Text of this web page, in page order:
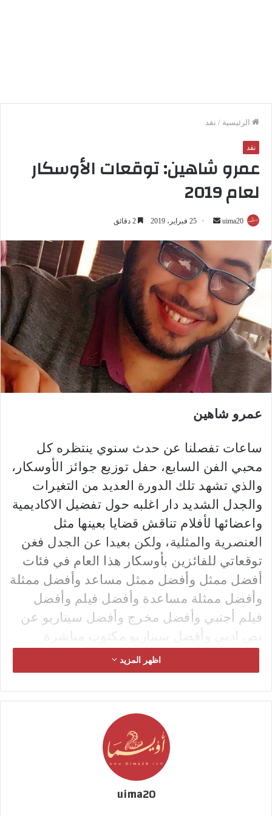
الرئيسية / نقد
نقد
عمرو شاهين: توقعات الأوسكار
لعام 2019
uima20
ل
ب
ر
د
ا
إ
ل
ك
ر
ي
ا
25 فبراير، 2019
عمرو شاهين
ساعات تفصلنا عن حدث سنوي ينتظره كل
محبي الفن السابع، حفل توزيع جوائز الأوسكار،
والذي تشهد تلك الدورة العديد من التغيرات
والجدل الشديد دار اغلبه حول تفضيل الاكاديمية
واعضائها لأفلام تناقش قضايا بعينها مثل
العنصرية والمثلية، ولكن بعيدا عن الجدل فغن
توقعاتي للفائزين بأوسكار هذا العام في فئات
أفضل ممثل وأفضل ممثل مساعد وأفضل ممثلة
وأفضل ممثلة مساعدة وأفضل فيلم وأفضل
فيلم أجنبي وأفضل مخرج وأفضل سيناريو عن
نص ادبي وأفضل سيناريو مكتوب مباشرة
أفضل ممثلة:
شهدت تلك الفئة صراع ثلاثي في رأيي بس
وميليسيا ماكرثي عن فيلم can you ever
ولكن اعتقد أن الاوسكار اقرب لميليسا وأوليفيا
كولمان من بطلة roma، واتوقع ان تكون الجائزة
اظهر المزيد
uima20